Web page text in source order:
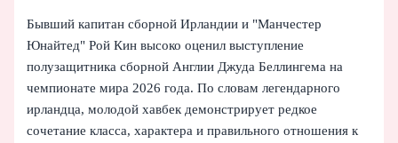
Бывший капитан сборной Ирландии и "Манчестер
Юнайтед" Рой Кин высоко оценил выступление
полузащитника сборной Англии Джуда Беллингема на
чемпионате мира 2026 года. По словам легендарного
ирландца, молодой хавбек демонстрирует редкое
сочетание класса, характера и правильного отношения к